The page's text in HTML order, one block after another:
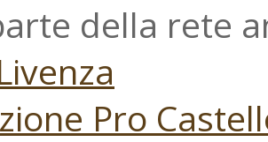
della rete
Pro